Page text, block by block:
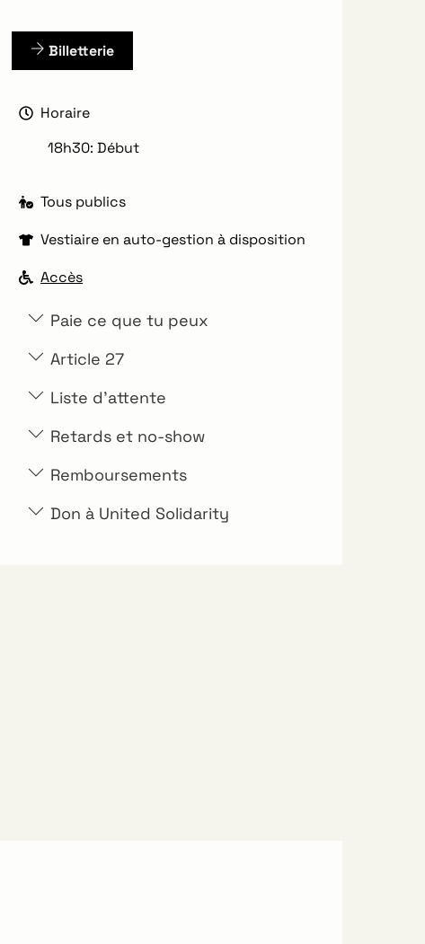
Billetterie
Horaire
18h30: Début
Tous publics
Vestiaire en auto-gestion à disposition
Accès
Paie ce que tu peux
Article 27
Liste d'attente
Retards et no-show
Remboursements
Don à United Solidarity